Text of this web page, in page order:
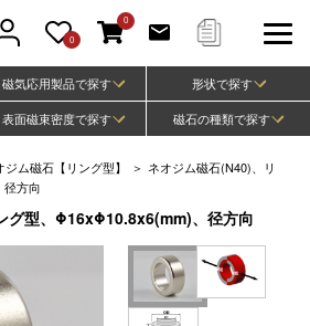
0
0
磁気応用製品で探す
形状で探す
表面磁束密度で探す 磁石の種類で探す
ジム磁石【リング型】 ＞ ネオジム磁石(N40)、リ
方向
グ型、Φ16xΦ10.8x6(mm)、径方向